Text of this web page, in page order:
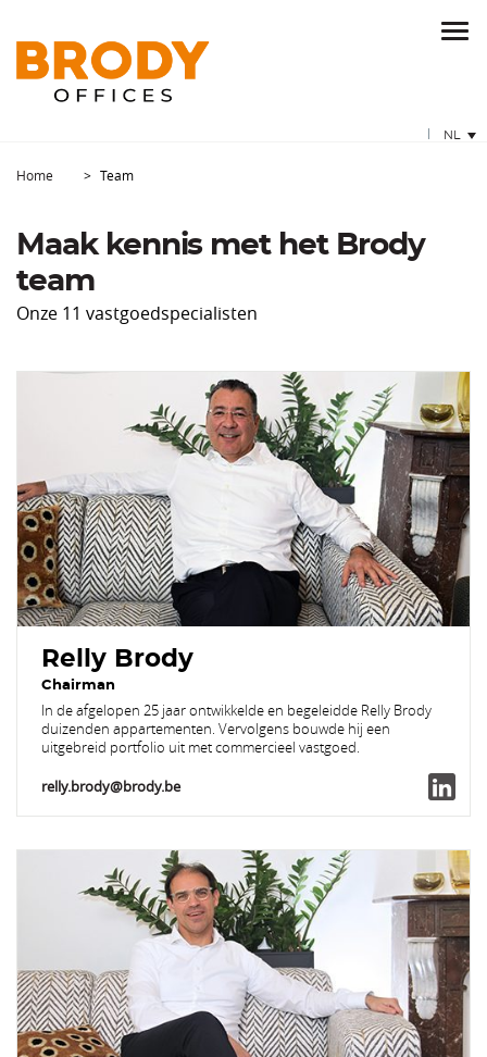
NL
Home Team
Maak kennis met het Brody
team
Onze 11 vastgoedspecialisten
Relly Brody
Chairman
In de afgelopen 25 jaar ontwikkelde en begeleidde Relly Brody
duizenden appartementen. Vervolgens bouwde hij een
uitgebreid portfolio uit met commercieel vastgoed.
relly.brody@brody.be